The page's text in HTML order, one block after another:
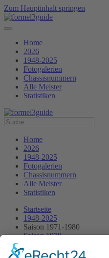
Zum Hauptinhalt springen
Home
2026
1948-2025
Fotogalerien
Chassisnummern
Alle Meister
Statistiken
Home
2026
1948-2025
Fotogalerien
Chassisnummern
Alle Meister
Statistiken
Startseite
1948-2025
Saison 1971-1980
Saison 1979